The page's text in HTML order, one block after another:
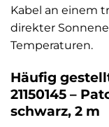
Kabel an einem
direkter
Temperaturen.
Häufig
21150145 –
schwarz, 2 m